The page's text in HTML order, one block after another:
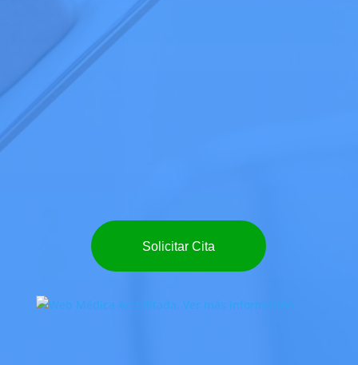
Solicitar Cita